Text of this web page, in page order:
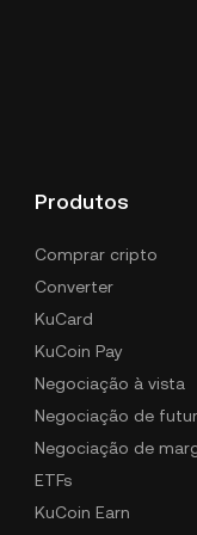
desktop/
Produtos
Comprar cripto
Converter
KuCard
KuCoin Pay
Negociação à vista
Negociação de
Negociação de
ETFs
KuCoin Earn